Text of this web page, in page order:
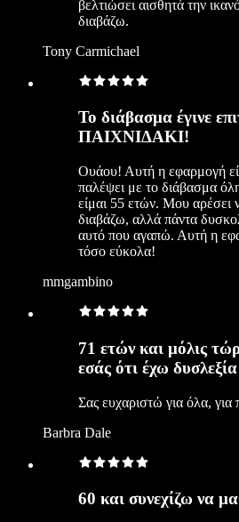
βελτιώσει αισθητά την
διαβάζω.
Tony Carmichael
Το διάβασμα έγινε
ΠΑΙΧΝΙΔΑΚΙ!
Ουάου! Αυτή η εφαρμογή
παλέψει με το διάβασμα
είμαι 55 ετών. Μου αρέσει
διαβάζω, αλλά πάντα
αυτό που αγαπώ. Αυτή η
τόσο εύκολα!
mmgambino
71 ετών και μόλις
εσάς ότι έχω δυσλεξία
Σας ευχαριστώ για όλα, για
Barbra Dale
60 και συνεχίζω να